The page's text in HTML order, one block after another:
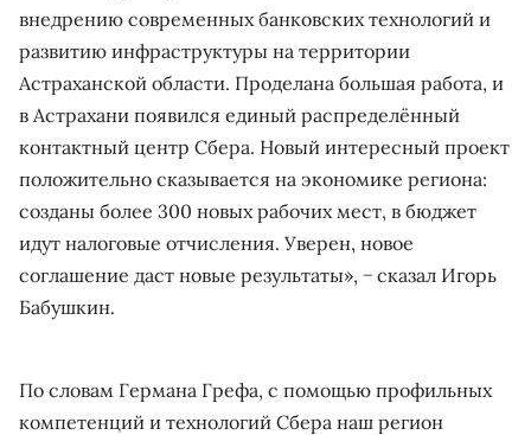
внедрению современных банковских технологий и
развитию инфраструктуры на территории
Астраханской области. Проделана большая работа, и
в Астрахани появился единый распределённый
контактный центр Сбера. Новый интересный проект
положительно сказывается на экономике региона:
созданы более 300 новых рабочих мест, в бюджет
идут налоговые отчисления. Уверен, новое
соглашение даст новые результаты», − сказал Игорь
Бабушкин.
По словам Германа Грефа, с помощью профильных
компетенций и технологий Сбера наш регион